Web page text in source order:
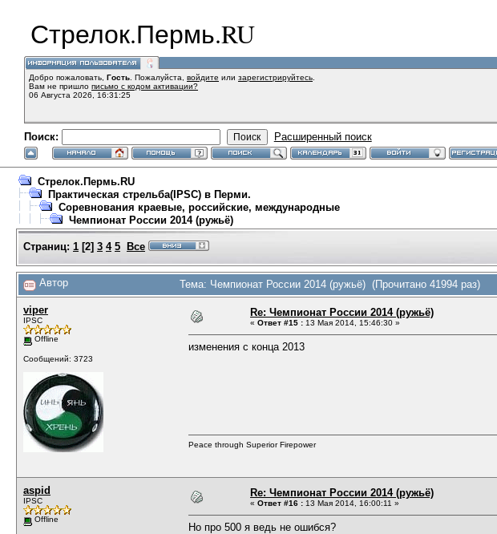
Стрелок.Пермь.RU
Добро пожаловать, Гость . Пожалуйста, войдите или зарегистрируйтесь
Вам не пришло письмо с кодом активации?
06 Августа 2026, 16:31:25
Поиск: Расширенный поиск
Стрелок.Пермь.RU
Практическая стрельба(IPSC) в Перми.
Соревнования краевые, российские, международные
Чемпионат России 2014 (ружьё)
Страниц: 1 [2] 3 4 5 Все
Автор Тема: Чемпионат России 2014 (ружьё) (Прочитано 41994 раз)
viper
IPSC
Offline
Сообщений: 3723
Re: Чемпионат России 2014 (ружьё)
« Ответ #15 : 13 Мая 2014, 15:46:30 »
изменения с конца 2013
Peace through Superior Firepower
aspid
IPSC
Offline
Re: Чемпионат России 2014 (ружьё)
« Ответ #16 : 13 Мая 2014, 16:00:11 »
Но про 500 я ведь не ошибся?